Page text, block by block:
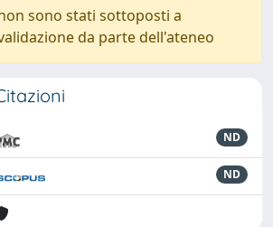
sono stati sottoposti a
da parte dell'ateneo
ND
ND